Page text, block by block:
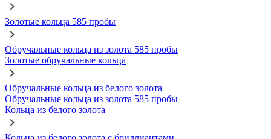
Золотые кольца 585 пробы
Обручальные кольца из золота 585 пробы
Золотые обручальные кольца
Обручальные кольца из белого золота
Обручальные кольца из золота 585 пробы
Кольца из белого золота